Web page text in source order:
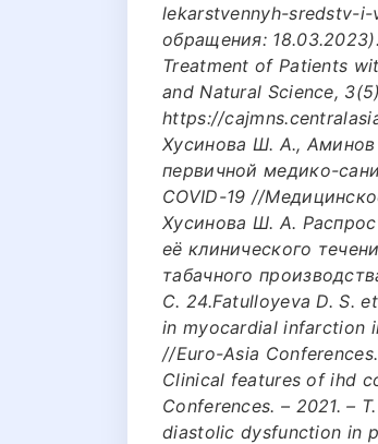
lekarstvennyh-sredstv-
обращения:
Treatment of Patients
and Natural Science,
https://
Хусинова Ш. А.,
первичной медико-
COVID-19 //
Хусинова Ш. А.
её клинического
табачного
С. 24.Fatulloyeva D. S.
in myocardial infarction
//Euro-Asia
Clinical features of ihd
Conferences. – 2021. –
diastolic dysfunction in